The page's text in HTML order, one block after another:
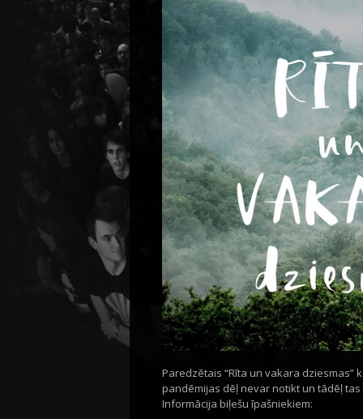
Paredzētais “Rīta un vakara dziesmas”
pandēmijas dēļ nevar notikt un tādēļ tas
Informācija biļešu īpašniekiem: